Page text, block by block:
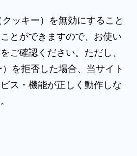
ッキー）を無効にすること
とができますので、お使い
ご確認ください。ただし、
を拒否した場合、当サイト
ス・機能が正しく動作しな